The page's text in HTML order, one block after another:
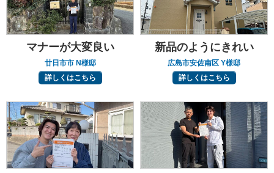
マナーが大変良い
廿日市市 N様邸
詳しくはこちら
新品のようにきれい
広島市安佐南区 Y様邸
詳しくはこちら